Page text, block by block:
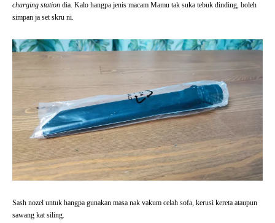
charging station dia. Kalo hangpa jenis macam Mamu tak suka tebuk dinding, boleh
simpan ja set skru ni.
Sash nozel untuk hangpa gunakan masa nak vakum celah sofa, kerusi kereta ataupun
sawang kat siling.